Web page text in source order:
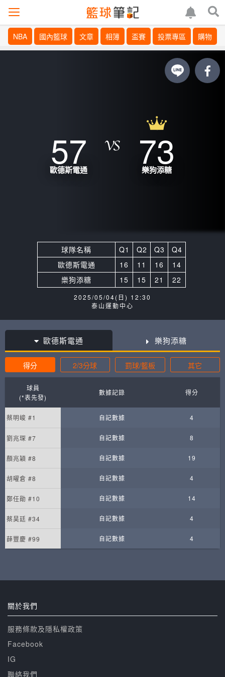
NBA 國內籃球 文章 相簿 盃賽 投票專區 購物
57
歐德斯電通 73
樂狗添糖
球隊名稱 Q1 Q2 Q3
Q4
歐德斯電通
16 11 16
14
樂狗添糖
15 15 21 22
2025/05/04(日) 12:30
泰山運動中心
歐德斯電通 樂狗添糖
得分 2/3分球 罰球/籃板 其它
球員
(*表先發)
數據記錄 得分
蔡明峻 #1 自記數據 4
劉兆琛 #7 自記數據 8
顏兆穎 #8 自記數據 19
胡曜倉 #8 自記數據 4
鄭任勛 #10 自記數據 14
蔡昊廷 #34 自記數據 4
薛豐慶 #99 自記數據 4
關於我們
服務條款及隱私權政策
Facebook
IG
聯絡我們